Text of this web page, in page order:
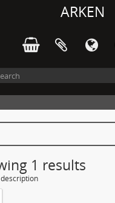
ARKEN
1 results